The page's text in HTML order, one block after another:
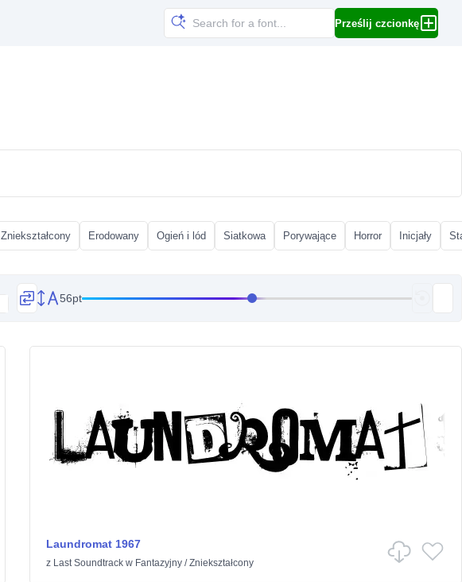
Prześlij czcionkę
Zniekształcony Erodowany Ogień i lód Siatkowa Porywające Horror Inicjały
56pt
Laundromat 1967
z Last Soundtrackw Fantazyjny/Zniekształcony